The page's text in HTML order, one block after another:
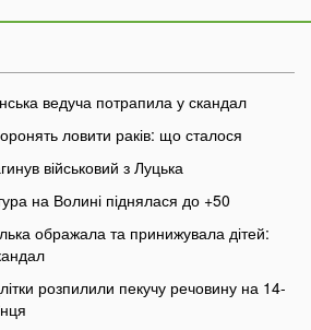
ведуча потрапила у скандал
ловити раків: що сталося
військовий з Луцька
на Волині піднялася до +50
ображала та принижувала дітей:
розпилили пекучу речовину на 14-